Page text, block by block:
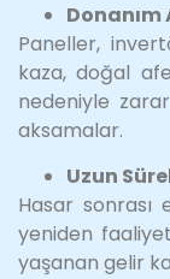
Donanım
Paneller,
kaza, doğal
nedeniyle
aksamalar.
Uzun
Hasar sonrası
yeniden
yaşanan gelir